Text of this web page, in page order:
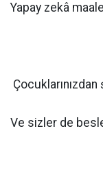
Yapay zekâ
Ve sizler de